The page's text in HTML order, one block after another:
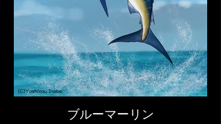
ブルーマーリン